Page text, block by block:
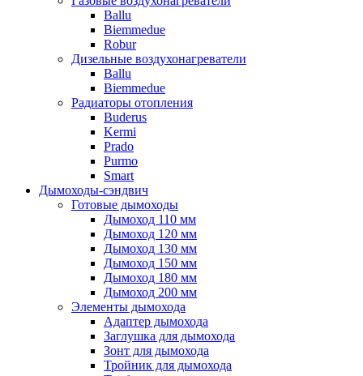
Ballu
Biemmedue
Robur
Дизельные воздухонагреватели
Ballu
Biemmedue
Радиаторы отопления
Buderus
Kermi
Prado
Purmo
Smart
Дымоходы-сэндвич
Готовые дымоходы
Дымоход 110 мм
Дымоход 120 мм
Дымоход 130 мм
Дымоход 150 мм
Дымоход 180 мм
Дымоход 200 мм
Элементы дымохода
Адаптер дымохода
Заглушка для дымохода
Зонт для дымохода
Тройник для дымохода